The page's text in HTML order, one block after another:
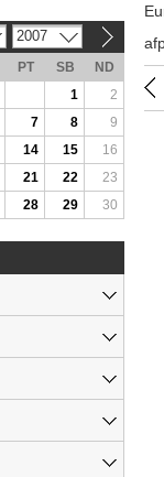
2007
PT SB
ND
1
2
7 8
9
14 15
16
21 22
23
28 29 30